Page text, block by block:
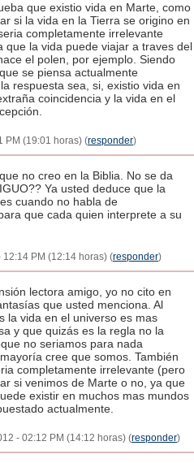
que existio vida en Marte, como
si la vida en la Tierra se origino en
completamente irrelevante
que la vida puede viajar a traves del
el polen, por ejemplo. Siendo
se piensa actualmente
respuesta sea, si, existio vida en
coincidencia y la vida en el
PM (19:01 horas) (responder)
no creo en la Biblia. No se da
Ya usted deduce que la
cuando no habla de
que cada quien interprete a su
PM (12:14 horas) (responder)
lectora amigo, yo no cito en
que usted menciona. Al
la vida en el universo es mas
y que quizás es la regla no la
no seriamos para nada
cree que somos. También
completamente irrelevante (pero
si venimos de Marte o no, ya que
existir en muchos mas mundos
actualmente.
- 02:12 PM (14:12 horas) (responder)